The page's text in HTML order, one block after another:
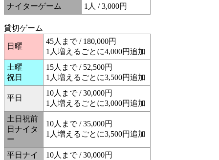
ナイターゲーム 1人 / 3,000円
貸切ゲーム
日曜
45人まで / 180,000円
1人増えるごとに4,000円追加
土曜
祝日
15人まで / 52,500円
1人増えるごとに3,500円追加
平日
10人まで / 30,000円
1人増えるごとに3,000円追加
土日祝前
日ナイタ
ー
10人まで / 35,000円
1人増えるごとに3,500円追加
平日ナイ
10人まで / 30,000円